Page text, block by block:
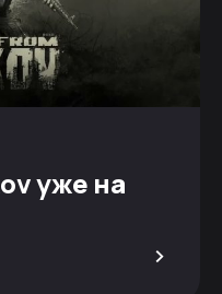
уже на
>